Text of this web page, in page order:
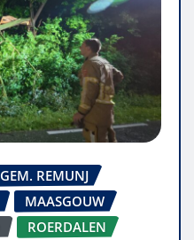
GEM. REMUNJ
MAASGOUW
ROERDALEN